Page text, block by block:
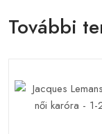
További